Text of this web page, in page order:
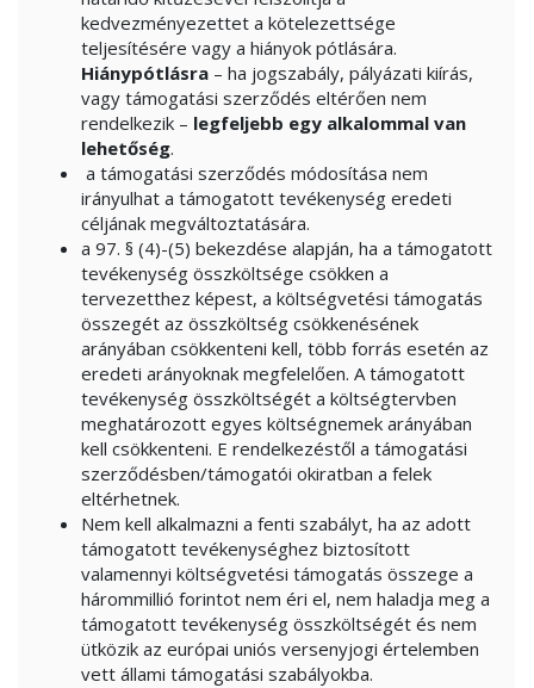
kedvezményezettet a kötelezettsége
teljesítésére vagy a hiányok pótlására.
Hiánypótlásra – ha jogszabály, pályázati kiírás,
vagy támogatási szerződés eltérően nem
rendelkezik – legfeljebb egy alkalommal van
lehetőség.
a támogatási szerződés módosítása nem
irányulhat a támogatott tevékenység eredeti
céljának megváltoztatására.
a 97. § (4)-(5) bekezdése alapján, ha a támogatott
tevékenység összköltsége csökken a
tervezetthez képest, a költségvetési támogatás
összegét az összköltség csökkenésének
arányában csökkenteni kell, több forrás esetén az
eredeti arányoknak megfelelően. A támogatott
tevékenység összköltségét a költségtervben
meghatározott egyes költségnemek arányában
kell csökkenteni. E rendelkezéstől a támogatási
szerződésben/támogatói okiratban a felek
eltérhetnek.
Nem kell alkalmazni a fenti szabályt, ha az adott
támogatott tevékenységhez biztosított
valamennyi költségvetési támogatás összege a
hárommillió forintot nem éri el, nem haladja meg a
támogatott tevékenység összköltségét és nem
ütközik az európai uniós versenyjogi értelemben
vett állami támogatási szabályokba.